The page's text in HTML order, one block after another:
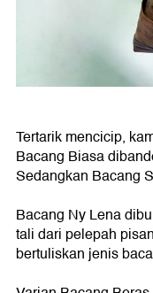
Tertarik mencicip,
Bacang Biasa
Sedangkan Bacang
Bacang Ny Lena
tali dari pelepah
bertuliskan jenis